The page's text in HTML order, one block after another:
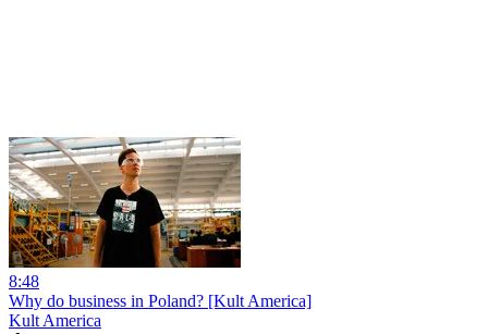
8:48
Why do business in Poland? [Kult America]
Kult America